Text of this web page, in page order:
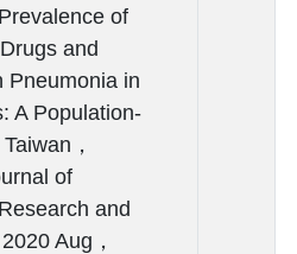
of
and
Pneumonia in
A Population-
，
of
and
Aug，